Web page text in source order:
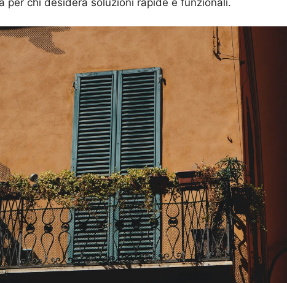
per chi desidera soluzioni rapide e funzionali.